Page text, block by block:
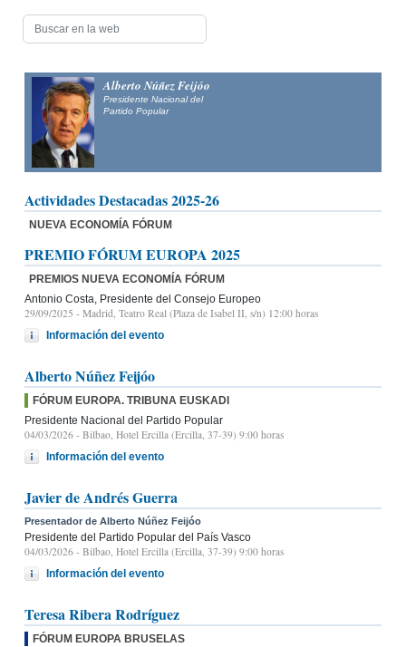
Alberto Núñez Feijóo
Presidente Nacional del
Partido Popular
Actividades Destacadas 2025-26
NUEVA ECONOMÍA FÓRUM
PREMIO FÓRUM EUROPA 2025
PREMIOS NUEVA ECONOMÍA FÓRUM
Antonio Costa, Presidente del Consejo Europeo
29/09/2025 - Madrid, Teatro Real (Plaza de Isabel II, s/n) 12:00 horas
Información del evento
Alberto Núñez Feijóo
FÓRUM EUROPA. TRIBUNA EUSKADI
Presidente Nacional del Partido Popular
04/03/2026 - Bilbao, Hotel Ercilla (Ercilla, 37-39) 9:00 horas
Información del evento
Javier de Andrés Guerra
Presentador de Alberto Núñez Feijóo
Presidente del Partido Popular del País Vasco
04/03/2026 - Bilbao, Hotel Ercilla (Ercilla, 37-39) 9:00 horas
Información del evento
Teresa Ribera Rodríguez
FÓRUM EUROPA BRUSELAS